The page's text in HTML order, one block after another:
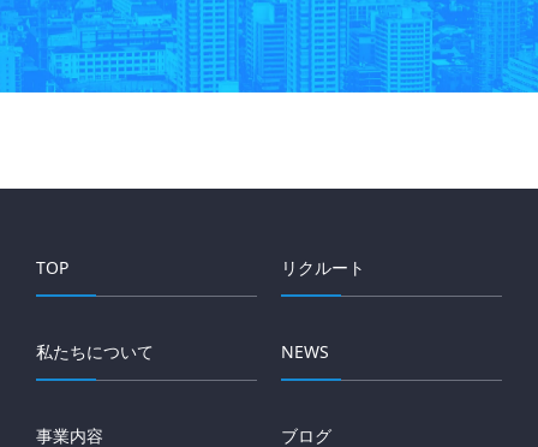
TOP
私たちについて
事業内容
リクルート
NEWS
ブログ